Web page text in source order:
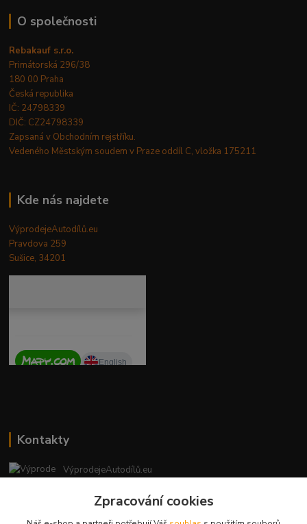
O společnosti
Rebakauf s.r.o.
Primátorská 296/38
180 00 Praha
Česká republika
IČ: 24798339
DIČ: CZ24798339
Zapsaná v Obchodním rejstříku.
Vedeného Městským soudem v Praze oddíl C, vložka 175211
Kde nás najdete
VýprodejeAutodílů.eu
Pravdova 259
Sušice, 34201
Kontakty
VýprodejeAutodílů.eu
(Po-Pá, 9-16 hod.)
Zpracování cookies